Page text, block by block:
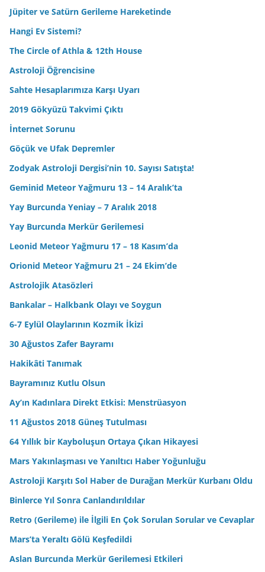
Jüpiter ve Satürn Gerileme Hareketinde
Hangi Ev Sistemi?
The Circle of Athla & 12th House
Astroloji Öğrencisine
Sahte Hesaplarımıza Karşı Uyarı
2019 Gökyüzü Takvimi Çıktı
İnternet Sorunu
Göçük ve Ufak Depremler
Zodyak Astroloji Dergisi’nin 10. Sayısı Satışta!
Geminid Meteor Yağmuru 13 – 14 Aralık’ta
Yay Burcunda Yeniay – 7 Aralık 2018
Yay Burcunda Merkür Gerilemesi
Leonid Meteor Yağmuru 17 – 18 Kasım’da
Orionid Meteor Yağmuru 21 – 24 Ekim’de
Astrolojik Atasözleri
Bankalar – Halkbank Olayı ve Soygun
6-7 Eylül Olaylarının Kozmik İkizi
30 Ağustos Zafer Bayramı
Hakikâti Tanımak
Bayramınız Kutlu Olsun
Ay’ın Kadınlara Direkt Etkisi: Menstrüasyon
11 Ağustos 2018 Güneş Tutulması
64 Yıllık bir Kayboluşun Ortaya Çıkan Hikayesi
Mars Yakınlaşması ve Yanıltıcı Haber Yoğunluğu
Astroloji Karşıtı Sol Haber de Durağan Merkür Kurbanı Oldu
Binlerce Yıl Sonra Canlandırıldılar
Retro (Gerileme) ile İlgili En Çok Sorulan Sorular ve Cevaplar
Mars’ta Yeraltı Gölü Keşfedildi
Aslan Burcunda Merkür Gerilemesi Etkileri